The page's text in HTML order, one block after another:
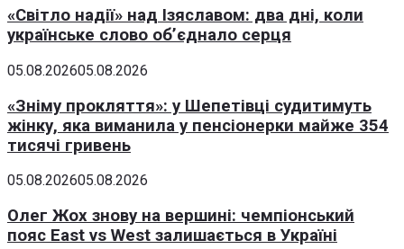
«Світло надії» над Ізяславом: два дні, коли
українське слово об’єднало серця
05.08.202605.08.2026
«Зніму прокляття»: у Шепетівці судитимуть
жінку, яка виманила у пенсіонерки майже 354
тисячі гривень
05.08.202605.08.2026
Олег Жох знову на вершині: чемпіонський
пояс East vs West залишається в Україні